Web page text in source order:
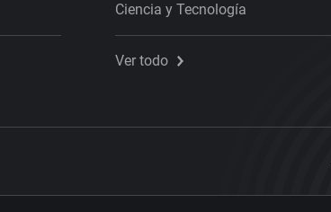
Ciencia y Tecnología
Ver todo